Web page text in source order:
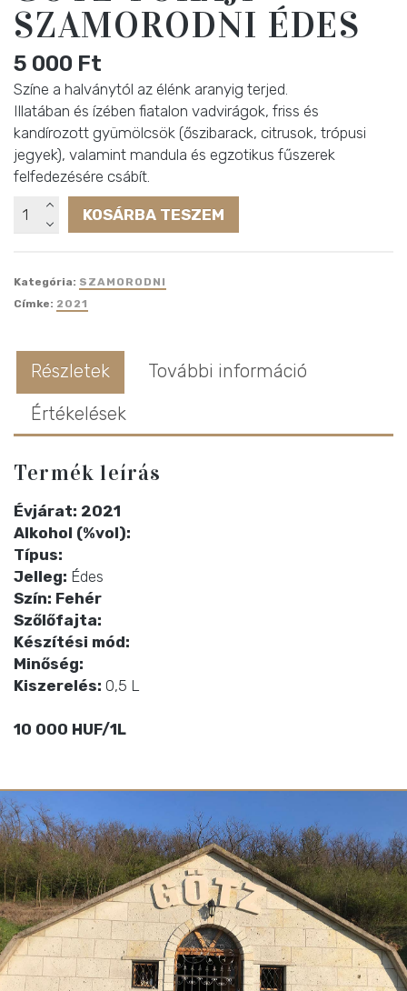
SZAMORODNI ÉDES
5 000 Ft
Színe a halványtól az élénk aranyig terjed.
Illatában és ízében fiatalon vadvirágok, friss és
kandírozott gyümölcsök (őszibarack, citrusok, trópusi
jegyek), valamint mandula és egzotikus fűszerek
felfedezésére csábít.
Götz
Tokaji
mennyiség
KOSÁRBA TESZEM
Kategória: SZAMORODNI
Címke: 2021
Részletek
További információ
Értékelések
Termék leírás
Évjárat: 2021
Alkohol (%vol):
Típus:
Jelleg: Édes
Szín: Fehér
Szőlőfajta:
Készítési mód:
Minőség:
Kiszerelés: 0,5 L
10 000 HUF/1L